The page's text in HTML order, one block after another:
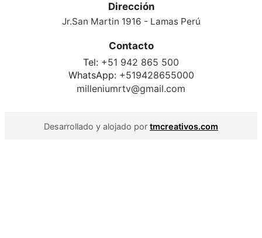
Dirección
Jr.San Martin 1916 - Lamas Perú
Contacto
Tel: +51 942 865 500
WhatsApp: +519428655000
milleniumrtv@gmail.com
Desarrollado y alojado por tmcreativos.com